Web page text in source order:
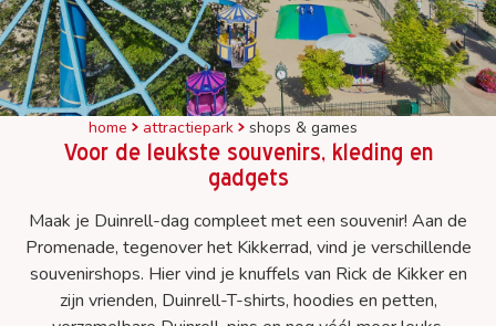
home attractiepark shops & games
Voor de leukste souvenirs, kleding en
gadgets
Maak je Duinrell-dag compleet met een souvenir! Aan de
Promenade, tegenover het Kikkerrad, vind je verschillende
souvenirshops. Hier vind je knuffels van Rick de Kikker en
zijn vrienden, Duinrell-T-shirts, hoodies en petten,